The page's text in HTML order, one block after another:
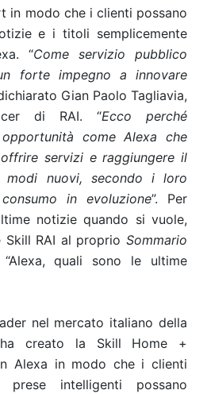
in modo che i clienti possano
e i titoli semplicemente
“Come servizio pubblico
forte impegno a innovare
Gian Paolo Tagliavia,
di RAI. “Ecco perché
come Alexa che
servizi e raggiungere il
modi nuovi, secondo i loro
in evoluzione”. Per
notizie quando si vuole,
Skill RAI al proprio Sommario
quali sono le ultime
nel mercato italiano della
ha creato la Skill Home +
Alexa in modo che i clienti
intelligenti possano